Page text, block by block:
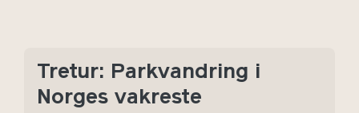
Tretur: Parkvandring i
Norges vakreste